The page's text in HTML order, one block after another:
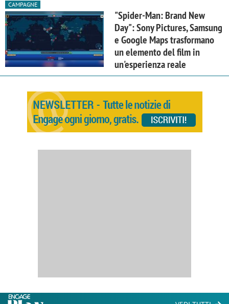
CAMPAGNE
"Spider-Man: Brand New
Day": Sony Pictures, Samsung
e Google Maps trasformano
un elemento del film in
un'esperienza reale